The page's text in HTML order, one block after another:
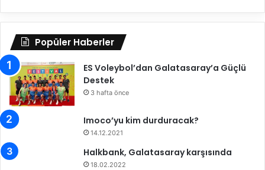
y
H
a
e
m
K
u
r
s
Popüler Haberler
ES Voleybol’dan Galatasaray’a Güçlü
Destek
3 hafta önce
Imoco’yu kim durduracak?
14.12.2021
Halkbank, Galatasaray karşısında
18.02.2022